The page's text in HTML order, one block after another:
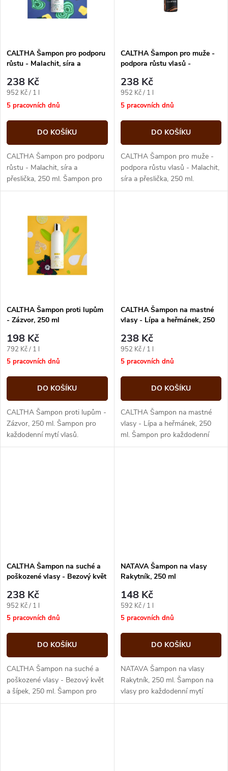
p
r
o
d
u
k
s
p
r
o
d
u
CALTHA Šampon pro podporu
růstu - Malachit, síra a
238 Kč
Měrná
cena:
952 Kč / 1 l
5 pracovních dnů
DO KOŠÍKU
CALTHA Šampon pro podporu
růstu - Malachit, síra a
přeslička, 250 ml. Šampon pro
každodenní mytí vlasů.
CALTHA Šampon pro muže -
podpora růstu vlasů -
ml
238 Kč
Měrná
cena:
952 Kč / 1 l
5 pracovních dnů
DO KOŠÍKU
CALTHA Šampon pro muže -
podpora růstu vlasů - Malachit,
síra a přeslička, 250 ml.
Šampon pro každodenní mytí
CALTHA Šampon proti lupům
- Zázvor, 250 ml
198 Kč
Měrná
cena:
792 Kč / 1 l
5 pracovních dnů
DO KOŠÍKU
CALTHA Šampon proti lupům -
Zázvor, 250 ml. Šampon pro
každodenní mytí vlasů.
CALTHA Šampon na mastné
vlasy - Lípa a heřmánek, 250
238 Kč
Měrná
cena:
952 Kč / 1 l
5 pracovních dnů
DO KOŠÍKU
CALTHA Šampon na mastné
vlasy - Lípa a heřmánek, 250
ml. Šampon pro každodenní
mytí vlasů.
CALTHA Šampon na suché a
poškozené vlasy - Bezový květ
238 Kč
Měrná
cena:
952 Kč / 1 l
5 pracovních dnů
DO KOŠÍKU
CALTHA Šampon na suché a
poškozené vlasy - Bezový květ
a šípek, 250 ml. Šampon pro
každodenní mytí vlasů.
NATAVA Šampon na vlasy
Rakytník, 250 ml
148 Kč
Měrná
cena:
592 Kč / 1 l
5 pracovních dnů
DO KOŠÍKU
NATAVA Šampon na vlasy
Rakytník, 250 ml. Šampon na
vlasy pro každodenní mytí
vlasů.